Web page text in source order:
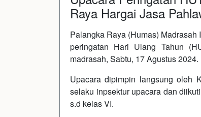
Raya Hargai Jasa
Palangka Raya (Humas)
peringatan Hari Ulang Tahun
madrasah, Sabtu, 17 Agustus 2024.
Upacara dipimpin langsung oleh
selaku inpsektur upacara dan
s.d kelas VI.